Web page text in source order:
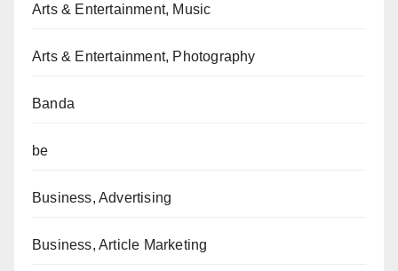
Arts & Entertainment, Music
Arts & Entertainment, Photography
Banda
be
Business, Advertising
Business, Article Marketing